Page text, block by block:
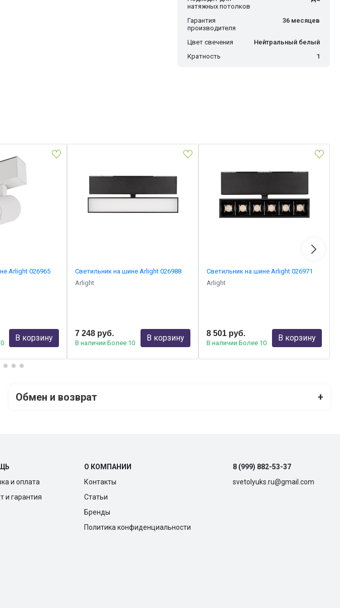
натяжных потолков
Гарантия
производителя
36 месяцев
Цвет свечения
Нейтральный белый
Кратность
1
Arlight 026965
В корзину
Светильник на шине Arlight 026988
Arlight
7 248 руб.
В наличии Более 10
В корзину
Светильник на шине Arlight 026971
Arlight
8 501 руб.
В наличии Более 10
В корзину
Обмен и возврат +
и оплата
и гарантия
О КОМПАНИИ
Контакты
Статьи
Бренды
Политика конфиденциальности
8 (999) 882-53-37
svetolyuks.ru@gmail.com